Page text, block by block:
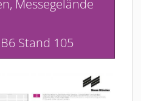
Messegelände
Stand 105